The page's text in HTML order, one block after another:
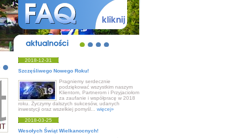
2018-12-31
Szczęśliwego Nowego Roku!
Pragniemy serdecznie
podziękować wszystkim naszym
Klientom, Partnerom i Przyjaciołom
za zaufanie i współpracę w 2018
roku. Życzymy dalszych sukcesów, udanych
inwestycji oraz wszelkiej pomyśl... więcej»
2018-03-25
Wesołych Świąt Wielkanocnych!